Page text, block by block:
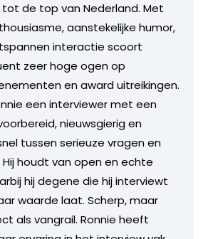
de top van Nederland. Met
aanstekelijke humor,
interactie scoort
zeer hoge ogen op
en award uitreikingen.
een interviewer met een
nieuwsgierig en
tussen serieuze vragen en
houdt van open en echte
hij degene die hij interviewt
waarde laat. Scherp, maar
als vangrail. Ronnie heeft